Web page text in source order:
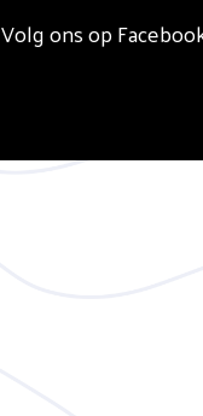
Volg ons op